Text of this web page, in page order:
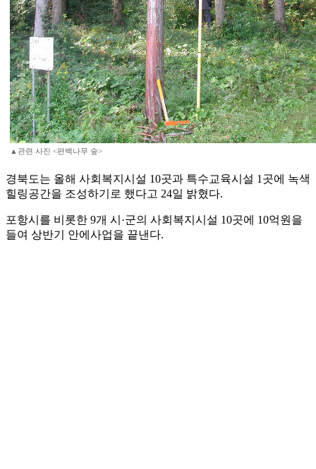
▲관련 사진 <편백나무 숲>
경북도는 올해 사회복지시설 10곳과 특수교육시설 1곳에 녹색
힐링공간을 조성하기로 했다고 24일 밝혔다.
포항시를 비롯한 9개 시·군의 사회복지시설 10곳에 10억원을
들여 상반기 안에사업을 끝낸다.